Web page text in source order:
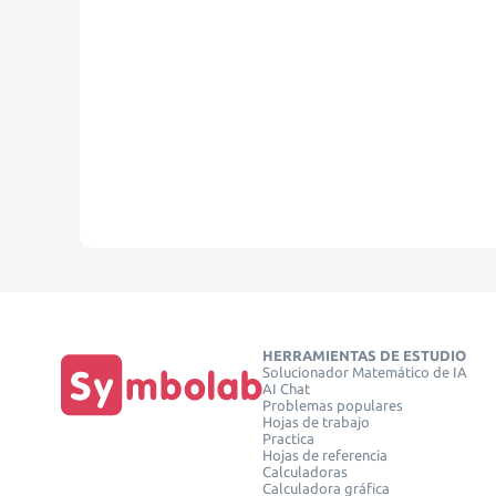
HERRAMIENTAS DE ESTUDIO
Solucionador Matemático de IA
AI Chat
Problemas populares
Hojas de trabajo
Practica
Hojas de referencia
Calculadoras
Calculadora gráfica